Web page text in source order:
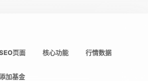
页面 核心功能 行情数据
加基金